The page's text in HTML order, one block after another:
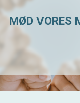
MØD VORES